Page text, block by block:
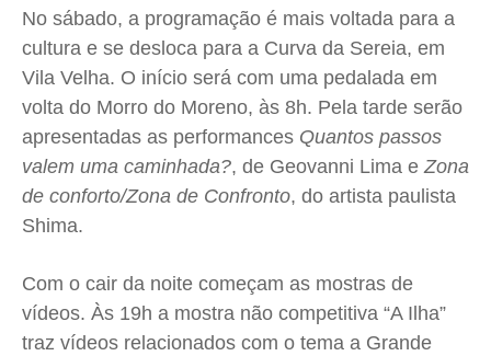
No sábado, a programação é mais voltada para a
cultura e se desloca para a Curva da Sereia, em
Vila Velha. O início será com uma pedalada em
volta do Morro do Moreno, às 8h. Pela tarde serão
apresentadas as performances Quantos passos
valem uma caminhada?, de Geovanni Lima eZona
de conforto/Zona de Confronto, do artista paulista
Shima.
Com o cair da noite começam as mostras de
vídeos. Às 19h a mostra não competitiva “A Ilha”
traz vídeos relacionados com o tema a Grande